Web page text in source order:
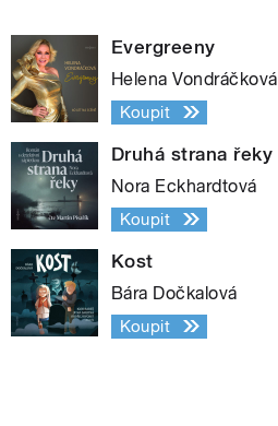
Evergreeny
Helena Vondráčková
Koupit
Druhá strana řeky
Nora Eckhardtová
Koupit
Kost
Bára Dočkalová
Koupit